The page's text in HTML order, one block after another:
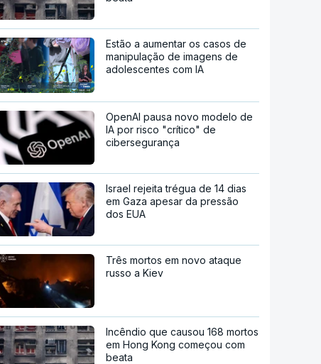
Estão a aumentar os casos de
manipulação de imagens de
adolescentes com IA
OpenAI pausa novo modelo de
IA por risco "crítico" de
cibersegurança
Israel rejeita trégua de 14 dias
em Gaza apesar da pressão
dos EUA
Três mortos em novo ataque
russo a Kiev
Incêndio que causou 168 mortos
em Hong Kong começou com
beata